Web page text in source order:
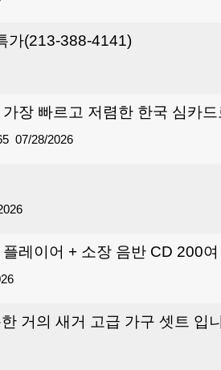
가(213-388-4141)
장 빠르고 저렴한 한국 심카
07/28/2026
레이어 + 소장 음반 CD 200
거의 새거 고급 가구 셋트 입